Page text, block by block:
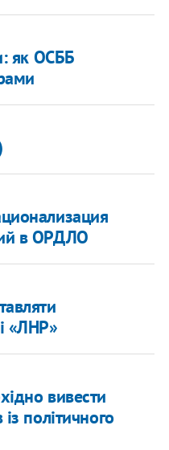
як ОСББ
в ОРДЛО
«ЛНР»
вивести
політичного